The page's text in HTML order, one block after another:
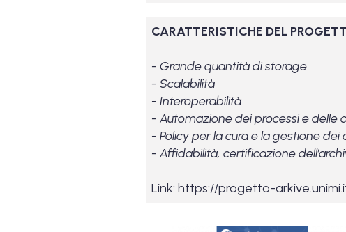
CARATTERISTICHE DEL
- Grande quantità di storage
- Scalabilità
- Interoperabilità
- Automazione dei processi e delle
- Policy per la cura e la gestione dei
- Affidabilità, certificazione
Link: https://progetto-